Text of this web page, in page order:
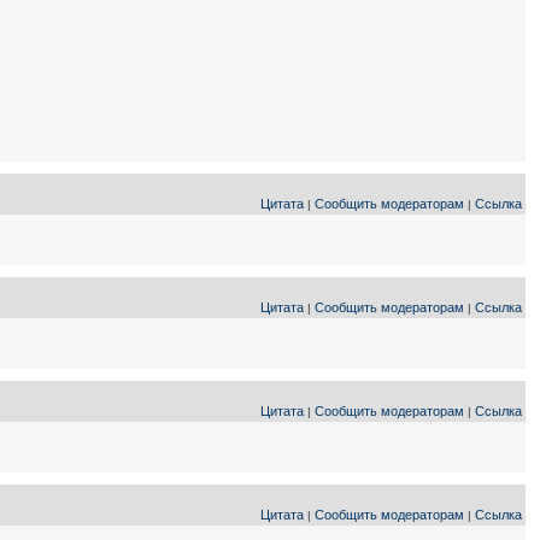
Цитата | Сообщить модераторам | Ссылка
Цитата | Сообщить модераторам | Ссылка
Цитата | Сообщить модераторам | Ссылка
Цитата | Сообщить модераторам | Ссылка